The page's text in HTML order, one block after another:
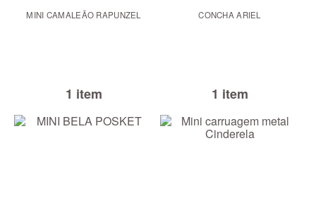
MINI CAMALEÃO RAPUNZEL
1 item
CONCHA ARIEL
1 item